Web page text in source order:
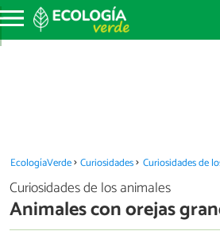
EcologíaVerde Curiosidades Curiosidades de
Curiosidades de los animales
Animales con orejas